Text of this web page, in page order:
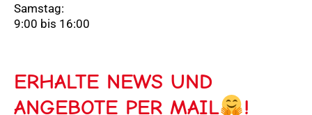
Samstag:
9:00 bis 16:00
ERHALTE NEWS UND
ANGEBOTE PER MAIL
!